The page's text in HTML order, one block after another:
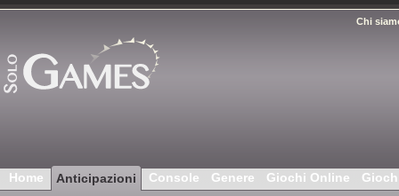
Chi
Home Anticipazioni Console Genere Giochi Online